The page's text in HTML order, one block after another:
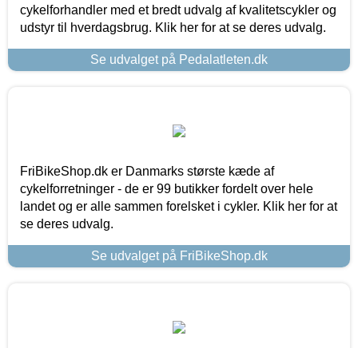
cykelforhandler med et bredt udvalg af kvalitetscykler og
udstyr til hverdagsbrug. Klik her for at se deres udvalg.
Se udvalget på Pedalatleten.dk
FriBikeShop.dk er Danmarks største kæde af
cykelforretninger - de er 99 butikker fordelt over hele
landet og er alle sammen forelsket i cykler. Klik her for at
se deres udvalg.
Se udvalget på FriBikeShop.dk